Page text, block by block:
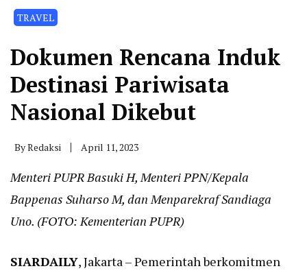
TRAVEL
Dokumen Rencana Induk
Destinasi Pariwisata
Nasional Dikebut
ByRedaksi April 11, 2023
Menteri PUPR Basuki H, Menteri PPN/Kepala
Bappenas Suharso M, dan Menparekraf Sandiaga
Uno. (FOTO: Kementerian PUPR)
SIARDAILY, Jakarta – Pemerintah berkomitmen